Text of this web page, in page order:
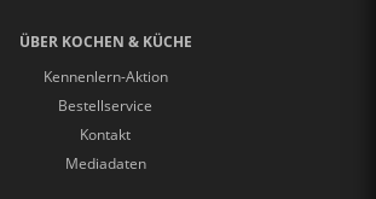
ÜBER KOCHEN & KÜCHE
Kennenlern-Aktion
Bestellservice
Kontakt
Mediadaten